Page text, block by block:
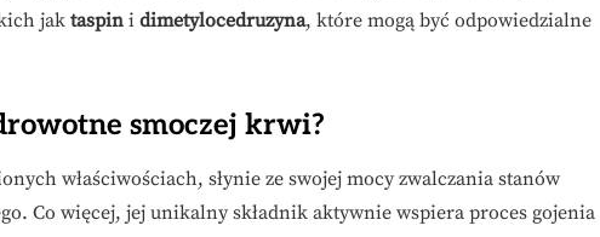
jak taspin i dimetylocedruzyna, które mogą być odpowiedzialne
smoczej krwi?
właściwościach, słynie ze swojej mocy zwalczania stanów
Co więcej, jej unikalny składnik aktywnie wspiera proces gojenia